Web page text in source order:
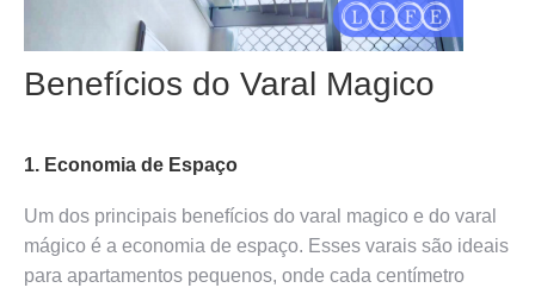
Benefícios do Varal Magico
1. Economia de Espaço
Um dos principais benefícios do varal magico e do varal
mágico é a economia de espaço. Esses varais são ideais
para apartamentos pequenos, onde cada centímetro